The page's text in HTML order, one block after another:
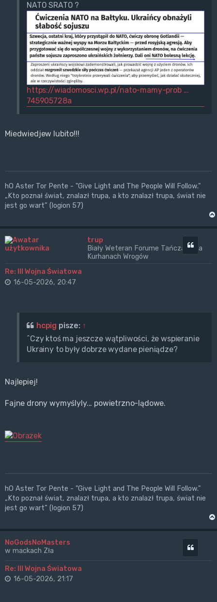
NATO SRATO ?
https://wiadomosci.wp.pl/nato-mamy-prob ...
745905728a
Miedwiedjew lubito!!!
hO Aster Tor Pente - "Give Light and The People Will Follow."
„Kto poznał świat, znalazł trupa, a kto znalazł trupa, świat nie
jest go wart” (logion 57)
trup
Biały Weteran Forume Tańczący na
Kurhanach Wrogów
Re: III Wojna Światowa
Cytuj
16-05-2026, 20:47
hcpig pisze: ↑
^Czy ktoś ma jeszcze wątpliwości, że wspieranie
Ukrainy to były dobrze wydane pieniądze?
Najlepiej!
Fajne drony wymyślyly... powietrzno-lądowe.
hO Aster Tor Pente - "Give Light and The People Will Follow."
„Kto poznał świat, znalazł trupa, a kto znalazł trupa, świat nie
jest go wart” (logion 57)
NoGodsNoMasters
w mackach Zła
Re: III Wojna Światowa
16-05-2026, 21:17